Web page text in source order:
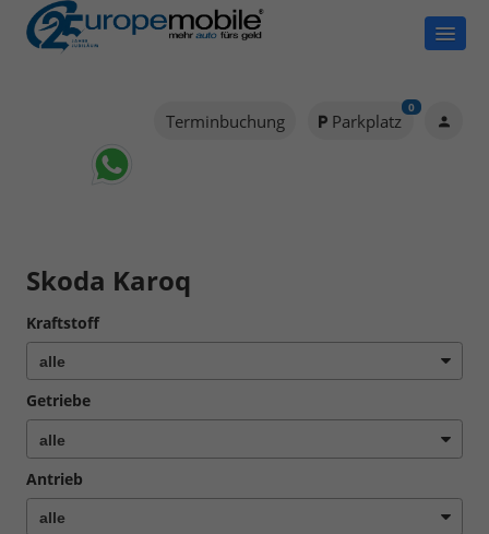
Terminbuchung Parkplatz
0
Skoda Karoq
Kraftstoff
Getriebe
Antrieb